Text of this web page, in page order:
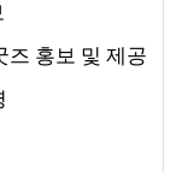
홍보 및 제공